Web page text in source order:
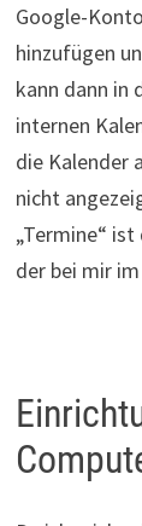
Google-Konto
hinzufügen
kann dann in
internen
die Kalender
nicht
„Termine“
der bei mir